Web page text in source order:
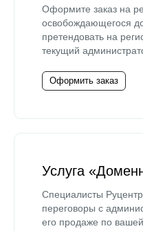
Оформите заказ на
освобождающегося
претендовать на
текущий
Оформить заказ
Услуга
Специалисты
переговоры с
его продаже по